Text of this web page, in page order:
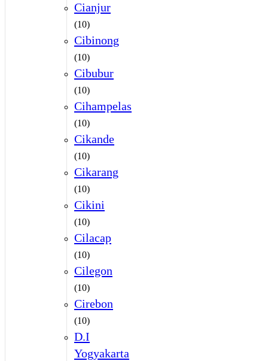
Cianjur
(10)
Cibinong
(10)
Cibubur
(10)
Cihampelas
(10)
Cikande
(10)
Cikarang
(10)
Cikini
(10)
Cilacap
(10)
Cilegon
(10)
Cirebon
(10)
D.I
Yogyakarta